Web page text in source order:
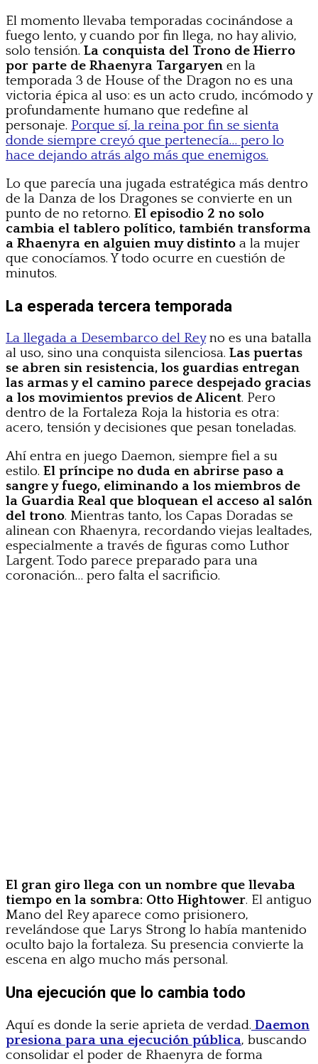
El momento llevaba temporadas cocinándose a
fuego lento, y cuando por fin llega, no hay alivio,
solo tensión. La conquista del Trono de Hierro
por parte de Rhaenyra Targaryen en la
temporada 3 de House of the Dragon no es una
victoria épica al uso: es un acto crudo, incómodo y
profundamente humano que redefine al
personaje. Porque sí, la reina por fin se sienta
donde siempre creyó que pertenecía… pero lo
hace dejando atrás algo más que enemigos.
Lo que parecía una jugada estratégica más dentro
de la Danza de los Dragones se convierte en un
punto de no retorno. El episodio 2 no solo
cambia el tablero político, también transforma
a Rhaenyra en alguien muy distinto a la mujer
que conocíamos. Y todo ocurre en cuestión de
minutos.
La esperada tercera temporada
La llegada a Desembarco del Reyno es una batalla
al uso, sino una conquista silenciosa. Las puertas
se abren sin resistencia, los guardias entregan
las armas y el camino parece despejado gracias
a los movimientos previos de Alicent. Pero
dentro de la Fortaleza Roja la historia es otra:
acero, tensión y decisiones que pesan toneladas.
Ahí entra en juego Daemon, siempre fiel a su
estilo. El príncipe no duda en abrirse paso a
sangre y fuego, eliminando a los miembros de
la Guardia Real que bloquean el acceso al salón
del trono. Mientras tanto, los Capas Doradas se
alinean con Rhaenyra, recordando viejas lealtades,
especialmente a través de figuras como Luthor
Largent. Todo parece preparado para una
coronación… pero falta el sacrificio.
El gran giro llega con un nombre que llevaba
tiempo en la sombra: Otto Hightower. El antiguo
Mano del Rey aparece como prisionero,
revelándose que Larys Strong lo había mantenido
oculto bajo la fortaleza. Su presencia convierte la
escena en algo mucho más personal.
Una ejecución que lo cambia todo
Aquí es donde la serie aprieta de verdad. Daemon
presiona para una ejecución pública, buscando
consolidar el poder de Rhaenyra de forma